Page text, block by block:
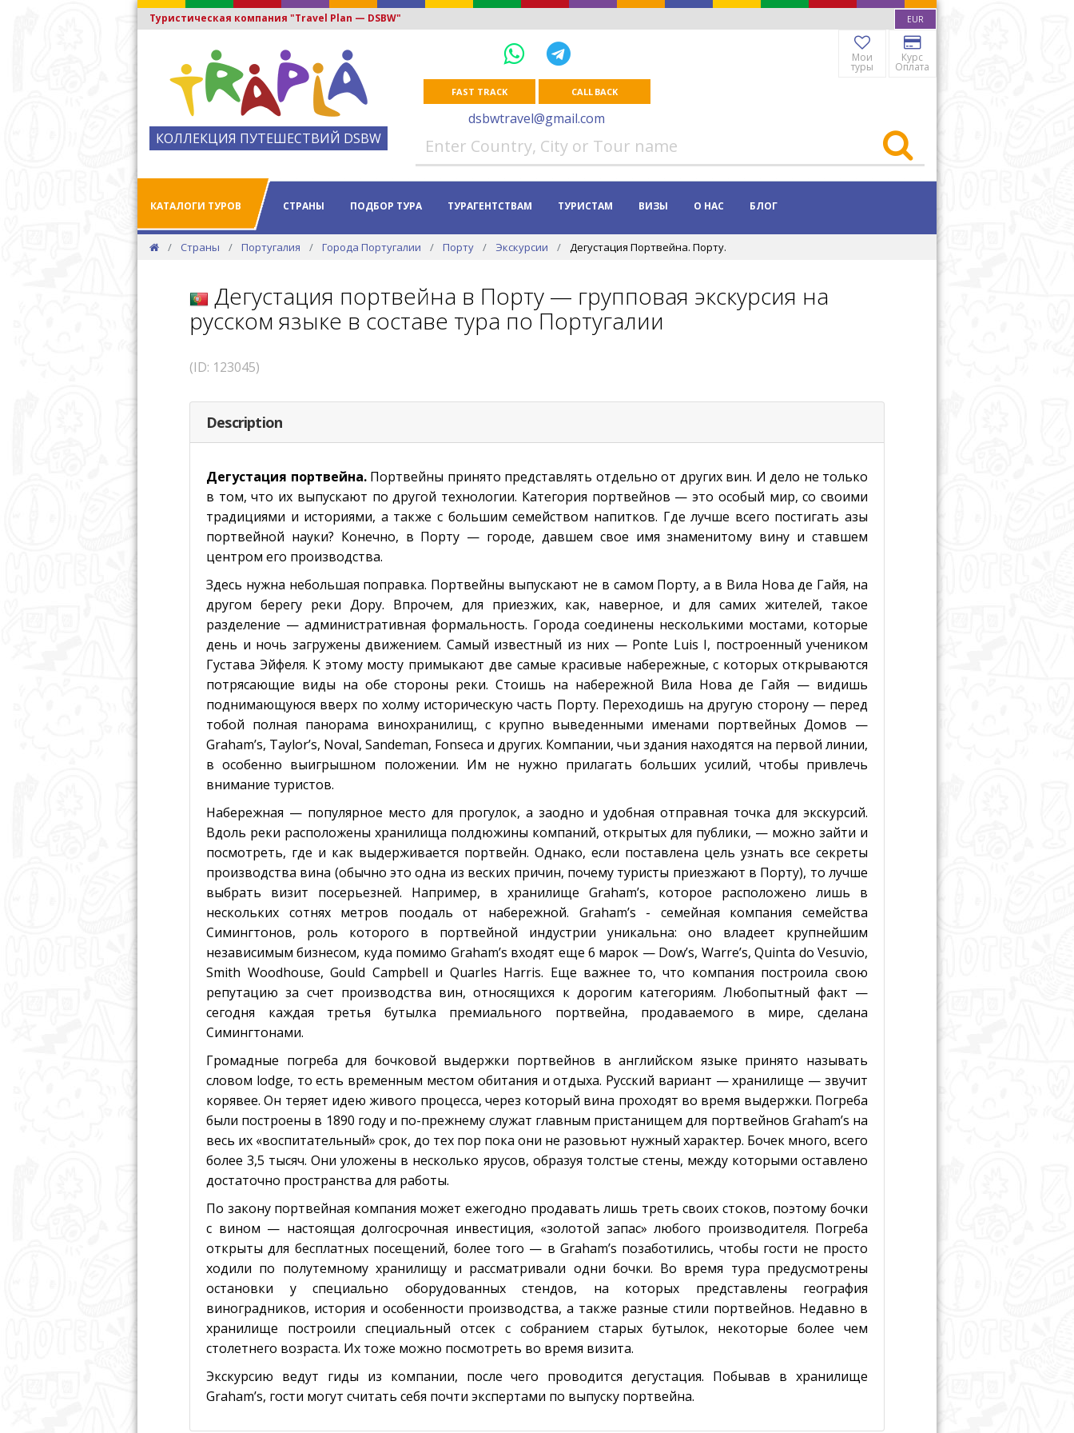
Туристическая компания "Travel Plan — DSBW" EUR
КОЛЛЕКЦИЯ ПУТЕШЕСТВИЙ DSBW
FAST TRACK CALL BACK
dsbwtravel@gmail.com
Мои
туры
Курс
Оплата
КАТАЛОГИ ТУРОВ СТРАНЫ ПОДБОР ТУРА ТУРАГЕНТСТВАМ ТУРИСТАМ ВИЗЫ О НАС БЛОГ
Страны Португалия Города Португалии Порту Экскурсии Дегустация Портвейна. Порту.
Дегустация портвейна в Порту — групповая экскурсия на
русском языке в составе тура по Португалии
(ID: 123045)
Description
Дегустация портвейна.Портвейны принято представлять отдельно от других вин. И дело не только
в том, что их выпускают по другой технологии. Категория портвейнов — это особый мир, со своими
традициями и историями, а также с большим семейством напитков. Где лучше всего постигать азы
портвейной науки? Конечно, в Порту — городе, давшем свое имя знаменитому вину и ставшем
центром его производства.
Здесь нужна небольшая поправка. Портвейны выпускают не в самом Порту, а в Вила Нова де Гайя, на
другом берегу реки Дору. Впрочем, для приезжих, как, наверное, и для самих жителей, такое
разделение — административная формальность. Города соединены несколькими мостами, которые
день и ночь загружены движением. Самый известный из них — Ponte Luis I, построенный учеником
Густава Эйфеля. К этому мосту примыкают две самые красивые набережные, с которых открываются
потрясающие виды на обе стороны реки. Стоишь на набережной Вила Нова де Гайя — видишь
поднимающуюся вверх по холму историческую часть Порту. Переходишь на другую сторону — перед
тобой полная панорама винохранилищ, с крупно выведенными именами портвейных Домов —
Graham’s, Taylor’s, Noval, Sandeman, Fonseca и других. Компании, чьи здания находятся на первой линии,
в особенно выигрышном положении. Им не нужно прилагать больших усилий, чтобы привлечь
внимание туристов.
Набережная — популярное место для прогулок, а заодно и удобная отправная точка для экскурсий.
Вдоль реки расположены хранилища полдюжины компаний, открытых для публики, — можно зайти и
посмотреть, где и как выдерживается портвейн. Однако, если поставлена цель узнать все секреты
производства вина (обычно это одна из веских причин, почему туристы приезжают в Порту), то лучше
выбрать визит посерьезней. Например, в хранилище Graham’s, которое расположено лишь в
нескольких сотнях метров поодаль от набережной. Graham’s - семейная компания семейства
Симингтонов, роль которого в портвейной индустрии уникальна: оно владеет крупнейшим
независимым бизнесом, куда помимо Graham’s входят еще 6 марок — Dow’s, Warre’s, Quinta do Vesuvio,
Smith Woodhouse, Gould Campbell и Quarles Harris. Еще важнее то, что компания построила свою
репутацию за счет производства вин, относящихся к дорогим категориям. Любопытный факт —
сегодня каждая третья бутылка премиального портвейна, продаваемого в мире, сделана
Симингтонами.
Громадные погреба для бочковой выдержки портвейнов в английском языке принято называть
словом lodge, то есть временным местом обитания и отдыха. Русский вариант — хранилище — звучит
корявее. Он теряет идею живого процесса, через который вина проходят во время выдержки. Погреба
были построены в 1890 году и по-прежнему служат главным пристанищем для портвейнов Graham’s на
весь их «воспитательный» срок, до тех пор пока они не разовьют нужный характер. Бочек много, всего
более 3,5 тысяч. Они уложены в несколько ярусов, образуя толстые стены, между которыми оставлено
достаточно пространства для работы.
По закону портвейная компания может ежегодно продавать лишь треть своих стоков, поэтому бочки
с вином — настоящая долгосрочная инвестиция, «золотой запас» любого производителя. Погреба
открыты для бесплатных посещений, более того — в Graham’s позаботились, чтобы гости не просто
ходили по полутемному хранилищу и рассматривали одни бочки. Во время тура предусмотрены
остановки у специально оборудованных стендов, на которых представлены география
виноградников, история и особенности производства, а также разные стили портвейнов. Недавно в
хранилище построили специальный отсек с собранием старых бутылок, некоторые более чем
столетнего возраста. Их тоже можно посмотреть во время визита.
Экскурсию ведут гиды из компании, после чего проводится дегустация. Побывав в хранилище
Graham’s, гости могут считать себя почти экспертами по выпуску портвейна.